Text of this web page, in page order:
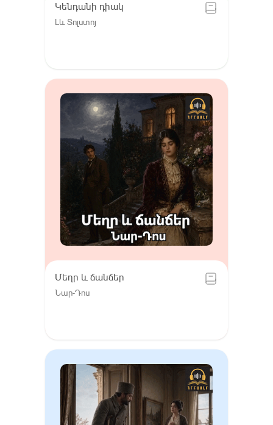
Կենդանի դիակ
Լև Տոլստոյ
Մեղր և ճանճեր
Նար-Դոս